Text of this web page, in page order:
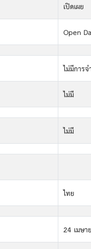
เปิดเผย
Open
ไม่มีการ
ไม่มี
ไม่มี
ไทย
24 เมษ